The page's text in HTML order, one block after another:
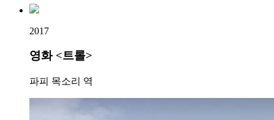
2017
영화 <트롤>
파피 목소리 역